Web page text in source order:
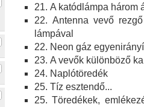
21. A katódlámpa három
22. Antenna vevő
lámpával
22. Neon gáz
23. A vevők különböző
24. Naplótöredék
25. Tíz esztendő...
25. Töredékek,